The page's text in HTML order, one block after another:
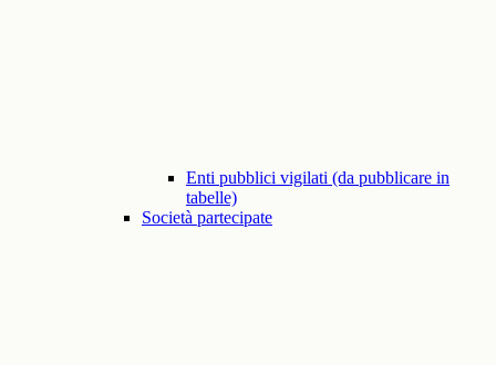
Enti pubblici vigilati (da pubblicare in
tabelle)
Società partecipate